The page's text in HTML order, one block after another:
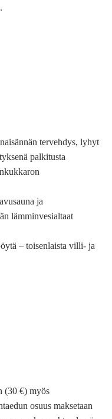
tervehdys, lyhyt
palkitusta
ja
lämminvesialtaat
– toisenlaista villi- ja
(30 €) myös
osuus maksetaan